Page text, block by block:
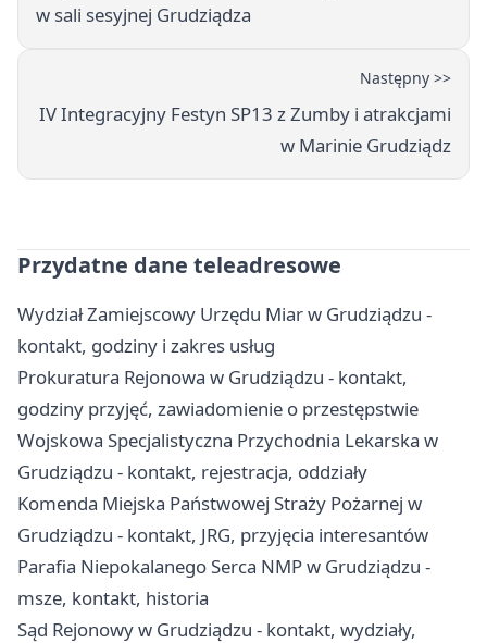
w sali sesyjnej Grudziądza
Następny >>
IV Integracyjny Festyn SP13 z Zumby i atrakcjami
w Marinie Grudziądz
Przydatne dane teleadresowe
Wydział Zamiejscowy Urzędu Miar w Grudziądzu -
kontakt, godziny i zakres usług
Prokuratura Rejonowa w Grudziądzu - kontakt,
godziny przyjęć, zawiadomienie o przestępstwie
Wojskowa Specjalistyczna Przychodnia Lekarska w
Grudziądzu - kontakt, rejestracja, oddziały
Komenda Miejska Państwowej Straży Pożarnej w
Grudziądzu - kontakt, JRG, przyjęcia interesantów
Parafia Niepokalanego Serca NMP w Grudziądzu -
msze, kontakt, historia
Sąd Rejonowy w Grudziądzu - kontakt, wydziały,